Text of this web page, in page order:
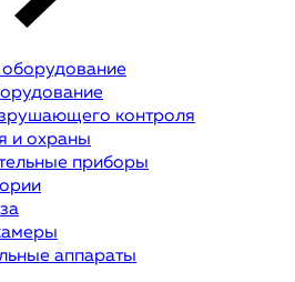
оборудование
контроля
и охраны
приборы
аппараты